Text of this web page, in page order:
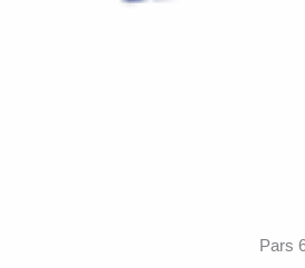
Pars